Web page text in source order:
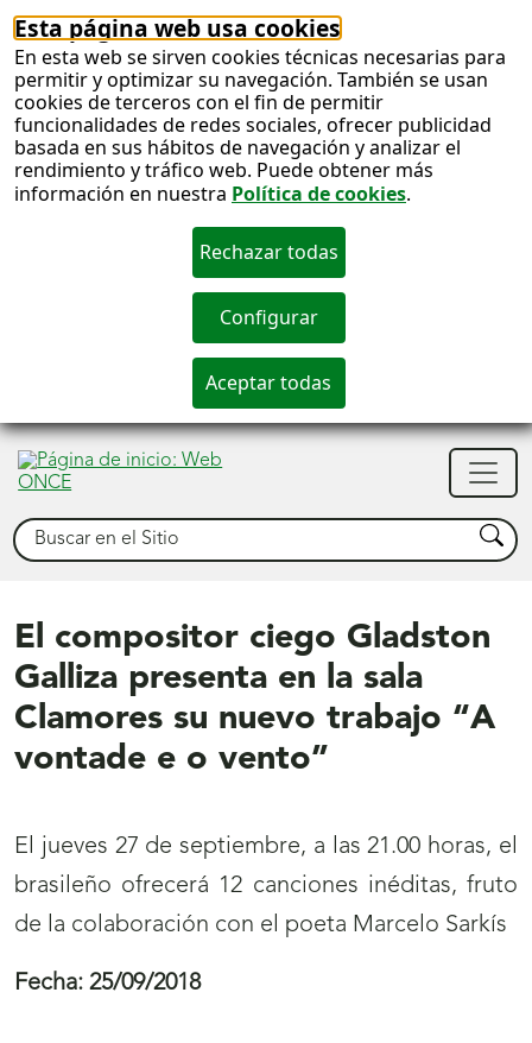
Esta página web usa cookies
En esta web se sirven cookies técnicas necesarias para
permitir y optimizar su navegación. También se usan
cookies de terceros con el fin de permitir
funcionalidades de redes sociales, ofrecer publicidad
basada en sus hábitos de navegación y analizar el
rendimiento y tráfico web. Puede obtener más
información en nuestra Política de cookies.
Buscar Buscar
El compositor ciego Gladston
Galliza presenta en la sala
Clamores su nuevo trabajo “A
vontade e o vento”
El jueves 27 de septiembre, a las 21.00 horas, el
brasileño ofrecerá 12 canciones inéditas, fruto
de la colaboración con el poeta Marcelo Sarkís
Fecha: 25/09/2018